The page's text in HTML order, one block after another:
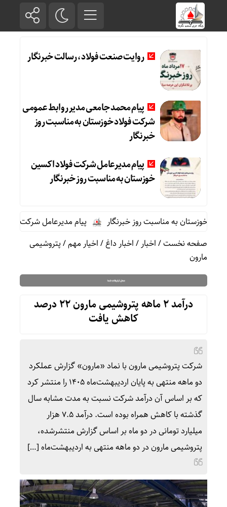
روایت صنعت فولاد،‌ رسالت خبرنگار
پیام محمد جامعی مدیر روابط عمومی
شرکت فولاد خوزستان به مناسبت روز
خبرنگار
پیام مدیرعامل شرکت فولاد اکسین
خوزستان به مناسبت روز خبرنگار
به مناسبت روز خبرنگار
پیام مدیرعامل شرکت فولاد
صفحه نخست/اخبار/اخبار داغ/اخیار مهم/پتروشیمی
مارون
درآمد ۲ ماهه پتروشیمی مارون ۲۲ درصد
کاهش یافت
شرکت پتروشیمی مارون با نماد «مارون» گزارش عملکرد
دو ماهه منتهی به پایان اردیبهشت‌ماه ۱۴۰۵ را منتشر کرد
که بر اساس آن درآمد شرکت نسبت به مدت مشابه سال
گذشته با کاهش همراه بوده است. درآمد ۷.۵ هزار
میلیارد تومانی در دو ماه بر اساس گزارش منتشرشده،
پتروشیمی مارون در دو ماهه منتهی به اردیبهشت‌ماه […]